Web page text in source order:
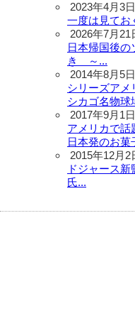
2023年4月3
一度は見てお
2026年7月21
日本帰国後
き ～...
2014年8月5
シリーズアメ
シカゴ名物球
2017年9月1
アメリカで話
日本発のお菓
2015年12月2
ドジャース
氏...